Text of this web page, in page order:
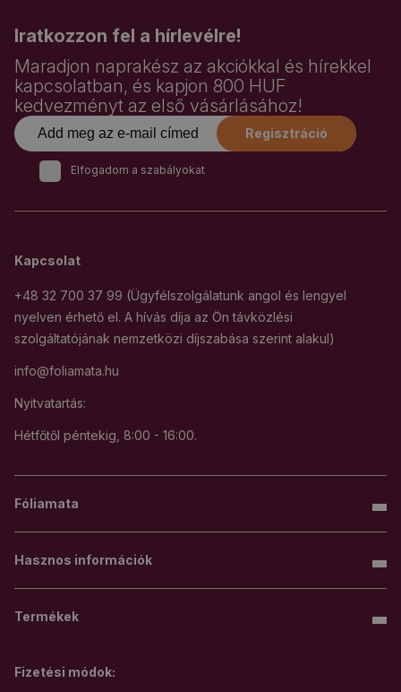
Iratkozzon fel a hírlevélre!
Maradjon naprakész az akciókkal és hírekkel
kapcsolatban, és kapjon 800 HUF
kedvezményt az első vásárlásához!
Regisztráció
Elfogadom a szabályokat
Kapcsolat
+48 32 700 37 99 (Ügyfélszolgálatunk angol és lengyel
nyelven érhető el. A hívás díja az Ön távközlési
szolgáltatójának nemzetközi díjszabása szerint alakul)
info@foliamata.hu
Nyitvatartás:
Hétfőtől péntekig, 8:00 - 16:00.
Fóliamata
Hasznos információk
Termékek
Fizetési módok: